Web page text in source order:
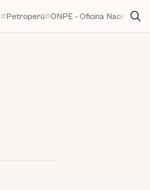
Petroperú ONPE - Oficina Nacional